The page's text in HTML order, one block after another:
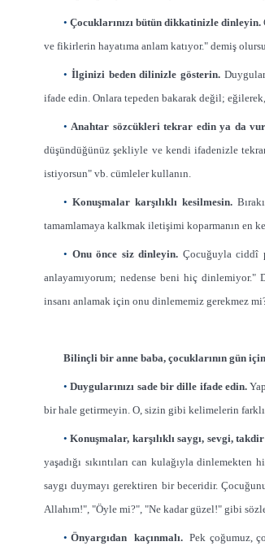
•Çocuklarınızı bütün dikkatinizle dinleyin.
ve fikirlerin hayatıma anlam katıyor." demiş
• İlginizi beden dilinizle gösterin.
ifade edin. Onlara tepeden bakarak değil;
•Anahtar sözcükleri tekrar edin ya da
düşündüğünüz şekliyle ve kendi ifadenizle
istiyorsun" vb. cümleler kullanın.
• Konuşmalar karşılıklı kesilmesin.
tamamlamaya kalkmak iletişimi koparmanın en
• Onu önce siz dinleyin. Çocuğuyla ciddî
anlayamıyorum; nedense beni hiç dinlemiyor."
insanı anlamak için onu dinlememiz gerekmez
Bilinçli bir anne baba, çocuklarının gün
•Duygularınızı sade bir dille ifade edin.
bir hale getirmeyin. O, sizin gibi kelimelerin
•Konuşmalar, karşılıklı saygı, sevgi,
yaşadığı sıkıntıları can kulağıyla
saygı duymayı gerektiren bir beceridir.
Allahım!", "Öyle mi?", "Ne kadar güzel!" gibi
•Önyargıdan kaçınmalı.Pek çoğumuz,